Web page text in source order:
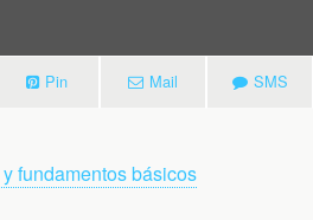
Pin Mail SMS
fundamentos básicos